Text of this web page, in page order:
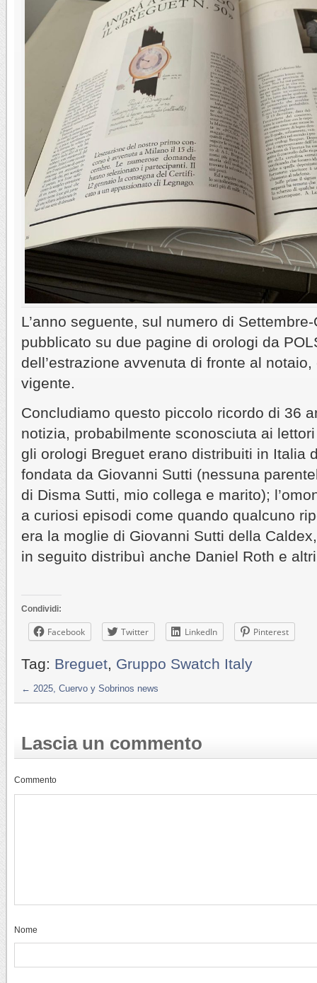
L’anno seguente, sul numero di
pubblicato su due pagine di orologi da
dell’estrazione avvenuta di fronte al
vigente.
Concludiamo questo piccolo ricordo di 36
notizia, probabilmente sconosciuta ai
gli orologi Breguet erano distribuiti in Italia
fondata da Giovanni Sutti (nessuna
di Disma Sutti, mio collega e marito);
a curiosi episodi come quando qualcuno
era la moglie di Giovanni Sutti della
in seguito distribuì anche Daniel Roth e
Condividi:
Facebook Twitter LinkedIn Pinterest
Tag: Breguet, Gruppo Swatch Italy
← 2025, Cuervo y Sobrinos news
Lascia un commento
Commento
Nome